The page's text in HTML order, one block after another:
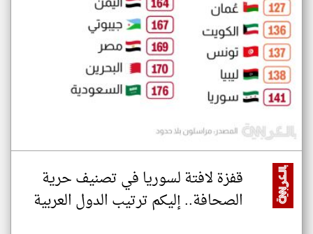
قفزة لافتة لسوريا في تصنيف حرية
الصحافة.. إليكم ترتيب الدول العربية